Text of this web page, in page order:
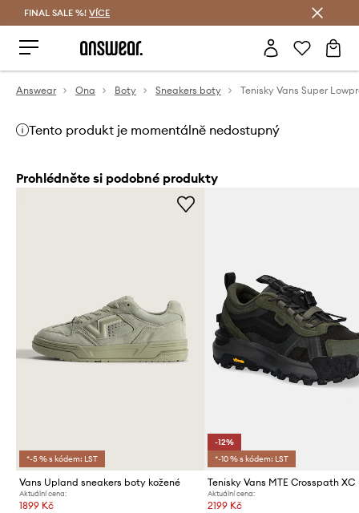
FINAL SALE %! VÍCE
Answear Ona Boty Sneakers boty Tenisky Vans Super
Tento produkt je momentálně nedostupný
Prohlédněte si podobné produkty
*-5 % s kódem: LST
Vans Upland sneakers boty kožené
Aktuální cena:
1899 Kč
-12%
*-10 % s kódem: LST
Tenisky Vans MTE Crosspath XC
Aktuální cena:
2199 Kč